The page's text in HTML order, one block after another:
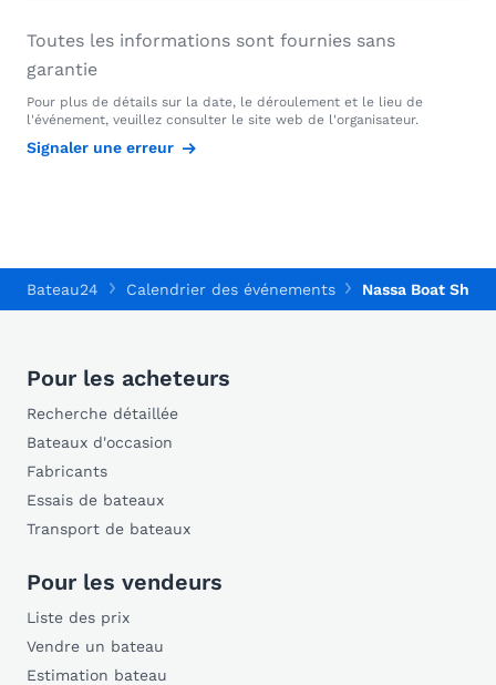
Toutes les informations sont fournies sans
garantie
Pour plus de détails sur la date, le déroulement et le lieu de
l'événement, veuillez consulter le site web de l'organisateur.
Signaler une erreur
Bateau24 Calendrier des événements Nassa Boat Show
Pour les acheteurs
Recherche détaillée
Bateaux d'occasion
Fabricants
Essais de bateaux
Transport de bateaux
Pour les vendeurs
Liste des prix
Vendre un bateau
Estimation bateau